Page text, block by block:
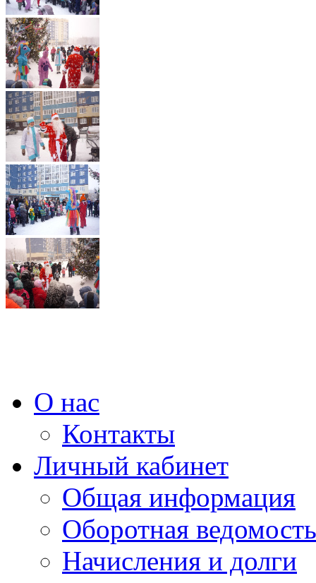
О нас
Контакты
Личный кабинет
Общая информация
Оборотная ведомость
Начисления и долги